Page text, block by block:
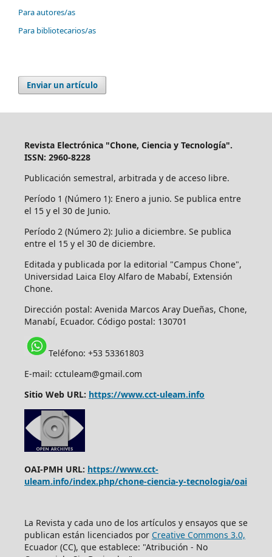
Para autores/as
Para bibliotecarios/as
Enviar un artículo
Revista Electrónica "Chone, Ciencia y Tecnología".
ISSN: 2960-8228
Publicación semestral, arbitrada y de acceso libre.
Período 1 (Número 1): Enero a junio. Se publica entre
el 15 y el 30 de Junio.
Período 2 (Número 2): Julio a diciembre. Se publica
entre el 15 y el 30 de diciembre.
Editada y publicada por la editorial "Campus Chone",
Universidad Laica Eloy Alfaro de Mababí, Extensión
Chone.
Dirección postal: Avenida Marcos Aray Dueñas, Chone,
Manabí, Ecuador. Código postal: 130701
Teléfono: +53 53361803
E-mail: cctuleam@gmail.com
Sitio Web URL: https://www.cct-uleam.info
OAI-PMH URL: https://www.cct-
uleam.info/index.php/chone-ciencia-y-tecnologia/oai
La Revista y cada uno de los artículos y ensayos que se
publican están licenciados por Creative Commons 3.0,
Ecuador (CC), que establece: "Atribución - No